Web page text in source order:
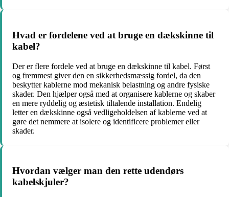
Hvad er fordelene ved at bruge en dækskinne til
kabel?
Der er flere fordele ved at bruge en dækskinne til kabel. Først
og fremmest giver den en sikkerhedsmæssig fordel, da den
beskytter kablerne mod mekanisk belastning og andre fysiske
skader. Den hjælper også med at organisere kablerne og skaber
en mere ryddelig og æstetisk tiltalende installation. Endelig
letter en dækskinne også vedligeholdelsen af kablerne ved at
gøre det nemmere at isolere og identificere problemer eller
skader.
Hvordan vælger man den rette udendørs
kabelskjuler?